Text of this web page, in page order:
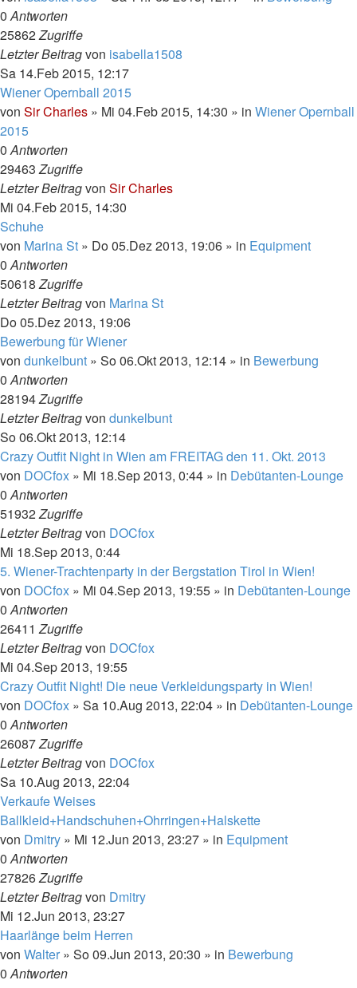
0Antworten
25862Zugriffe
Letzter Beitragvon isabella1508
Sa 14.Feb 2015, 12:17
Wiener Opernball 2015
von Sir Charles » Mi 04.Feb 2015, 14:30 » in Wiener Opernball
2015
0Antworten
29463Zugriffe
Letzter Beitragvon Sir Charles
Mi 04.Feb 2015, 14:30
Schuhe
von Marina St » Do 05.Dez 2013, 19:06 » in Equipment
0Antworten
50618Zugriffe
Letzter Beitragvon Marina St
Do 05.Dez 2013, 19:06
Bewerbung für Wiener
von dunkelbunt » So 06.Okt 2013, 12:14 » in Bewerbung
0Antworten
28194Zugriffe
Letzter Beitragvon dunkelbunt
So 06.Okt 2013, 12:14
Crazy Outfit Night in Wien am FREITAG den 11. Okt. 2013
von DOCfox » Mi 18.Sep 2013, 0:44 » in Debütanten-Lounge
0Antworten
51932Zugriffe
Letzter Beitragvon DOCfox
Mi 18.Sep 2013, 0:44
5. Wiener-Trachtenparty in der Bergstation Tirol in Wien!
von DOCfox » Mi 04.Sep 2013, 19:55 » in Debütanten-Lounge
0Antworten
26411Zugriffe
Letzter Beitragvon DOCfox
Mi 04.Sep 2013, 19:55
Crazy Outfit Night! Die neue Verkleidungsparty in Wien!
von DOCfox » Sa 10.Aug 2013, 22:04 » in Debütanten-Lounge
0Antworten
26087Zugriffe
Letzter Beitragvon DOCfox
Sa 10.Aug 2013, 22:04
Verkaufe Weises
Ballkleid+Handschuhen+Ohrringen+Halskette
von Dmitry » Mi 12.Jun 2013, 23:27 » in Equipment
0Antworten
27826Zugriffe
Letzter Beitragvon Dmitry
Mi 12.Jun 2013, 23:27
Haarlänge beim Herren
von Walter » So 09.Jun 2013, 20:30 » in Bewerbung
0Antworten